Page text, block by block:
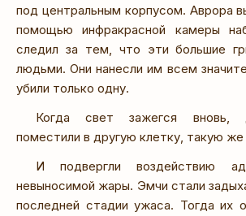
под центральным корпусом. Аврора
помощью инфракрасной камеры
следил за тем, что эти большие
людьми. Они нанесли им всем
убили только одну.
Когда свет зажегся вновь,
поместили в другую клетку, такую
И подвергли воздействию
невыносимой жары. Эмчи стали
последней стадии ужаса. Тогда их